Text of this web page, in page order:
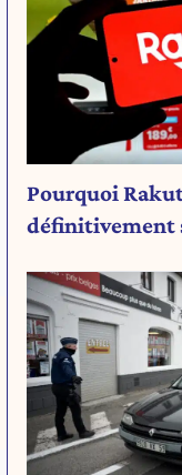
Pourquoi
définitivement